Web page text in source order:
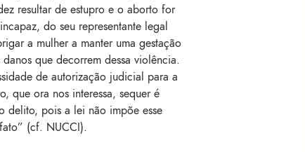
resultar de estupro e o aborto for
do seu representante legal
a mulher a manter uma gestação
que decorrem dessa violência.
de autorização judicial para a
que ora nos interessa, sequer é
delito, pois a lei não impõe esse
(cf. NUCCI).